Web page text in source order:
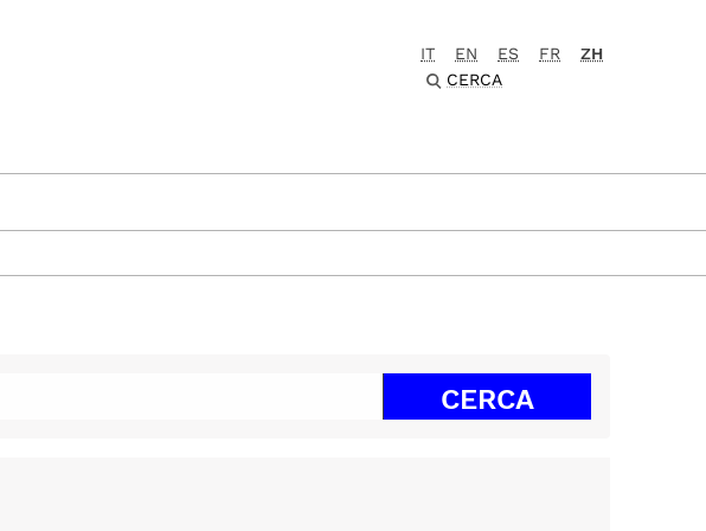
IT EN ES FR
ZH
CERCA